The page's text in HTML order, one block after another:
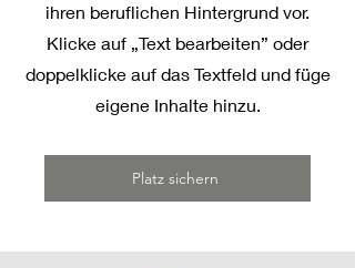
ihren beruflichen Hintergrund vor.
Klicke auf „Text bearbeiten” oder
doppelklicke auf das Textfeld und füge
eigene Inhalte hinzu.
Platz sichern